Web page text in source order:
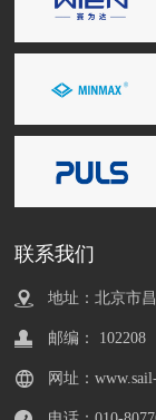
联系我们
地址：北京市
邮编： 102208
网址：